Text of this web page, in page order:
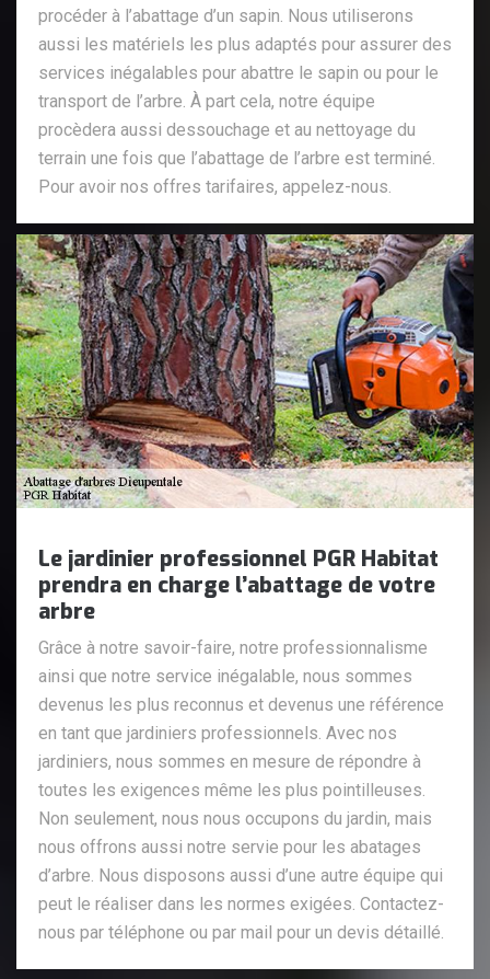
procéder à l’abattage d’un sapin. Nous utiliserons
aussi les matériels les plus adaptés pour assurer des
services inégalables pour abattre le sapin ou pour le
transport de l’arbre. À part cela, notre équipe
procèdera aussi dessouchage et au nettoyage du
terrain une fois que l’abattage de l’arbre est terminé.
Pour avoir nos offres tarifaires, appelez-nous.
Le jardinier professionnel PGR Habitat
prendra en charge l’abattage de votre
arbre
Grâce à notre savoir-faire, notre professionnalisme
ainsi que notre service inégalable, nous sommes
devenus les plus reconnus et devenus une référence
en tant que jardiniers professionnels. Avec nos
jardiniers, nous sommes en mesure de répondre à
toutes les exigences même les plus pointilleuses.
Non seulement, nous nous occupons du jardin, mais
nous offrons aussi notre servie pour les abatages
d’arbre. Nous disposons aussi d’une autre équipe qui
peut le réaliser dans les normes exigées. Contactez-
nous par téléphone ou par mail pour un devis détaillé.